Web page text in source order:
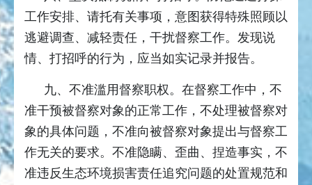
工作安排、请托有关事项，意图获得特殊照顾以
逃避调查、减轻责任，干扰督察工作。发现说
情、打招呼的行为，应当如实记录并报告。
九、不准滥用督察职权。在督察工作中，不
准干预被督察对象的正常工作，不处理被督察对
象的具体问题，不准向被督察对象提出与督察工
作无关的要求。不准隐瞒、歪曲、捏造事实，不
准违反生态环境损害责任追究问题的处置规范和